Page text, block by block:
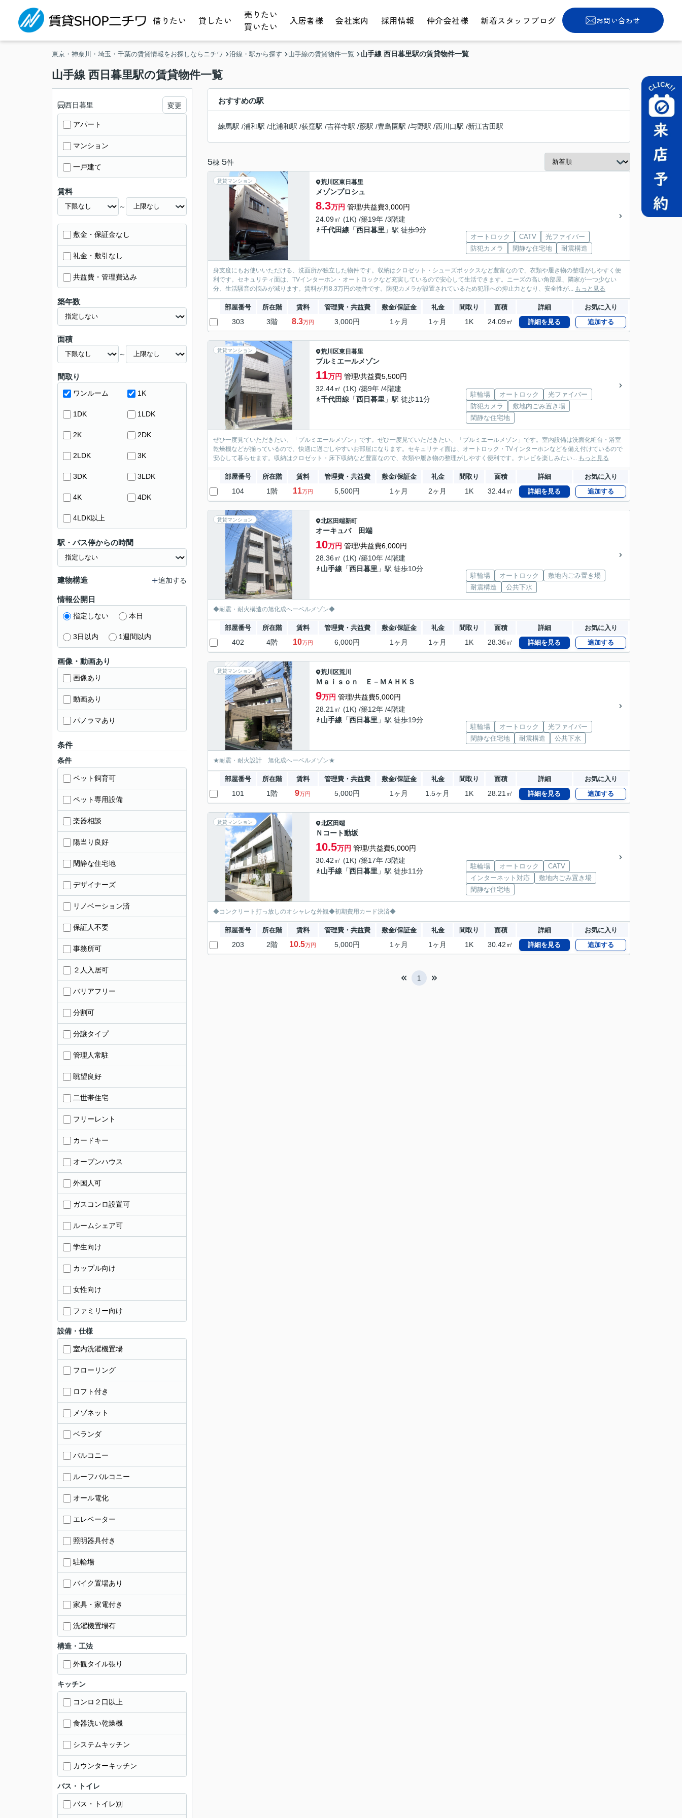
借りたい 貸したい
売りたい
買いたい
入居者様 会社案内 採用情報 仲介会社様 新着スタッフブログ お問い合わせ
東京・神奈川・埼玉・千葉の賃貸情報をお探しならニチワ 沿線・駅から探す 山手線の賃貸物件一覧 山手線 西日暮里駅の賃貸物件一覧
山手線 西日暮里駅の賃貸物件一覧
おすすめの駅
練馬駅 /浦和駅 /北浦和駅 /荻窪駅 /吉祥寺駅 /蕨駅 /豊島園駅 /与野駅 /西川口駅 /新江古田駅
5棟 5件
賃貸マンション 荒川区東日暮里
メゾンプロシュ
8.3万円 管理/共益費3,000円
24.09㎡ (1K) /築19年 /3階建
千代田線 「西日暮里 」駅 徒歩9分
オートロック CATV
光ファイバー
防犯カメラ
閑静な住宅地 耐震構造
身支度にもお使いいただける、洗面所が独立した物件です。収納はクロゼット・シューズボックスなど豊富なので、衣類や履き物の整理がしやすく便
利です。セキュリティ面は、TVインターホン・オートロックなど充実しているので安心して生活できます。ニーズの高い角部屋、隣家が一つ少ない
分、生活騒音の悩みが減ります。賃料が月8.3万円の物件です。防犯カメラが設置されているため犯罪への抑止力となり、安全性が... もっと見る
部屋番号 所在階 賃料 管理費・共益費 敷金/保証金 礼金 間取り 面積 詳細 お気に入り
303 3階 8.3万円 3,000円 1ヶ月 1ヶ月 1K 24.09㎡ 詳細を見る 追加する
賃貸マンション 荒川区東日暮里
プルミエールメゾン
11万円 管理/共益費5,500円
32.44㎡ (1K) /築9年 /4階建
千代田線 「西日暮里 」駅 徒歩11分
駐輪場 オートロック
光ファイバー
防犯カメラ
敷地内ごみ置き場
閑静な住宅地
ぜひ一度見ていただきたい、「プルミエールメゾン」です。ぜひ一度見ていただきたい、「プルミエールメゾン」です。室内設備は洗面化粧台・浴室
乾燥機などが揃っているので、快適に過ごしやすいお部屋になります。セキュリティ面は、オートロック・TVインターホンなどを備え付けているので
安心して暮らせます。収納はクロゼット・床下収納など豊富なので、衣類や履き物の整理がしやすく便利です。テレビを楽しみたい... もっと見る
部屋番号 所在階 賃料 管理費・共益費 敷金/保証金 礼金 間取り 面積 詳細 お気に入り
104 1階 11万円 5,500円 1ヶ月 2ヶ月 1K 32.44㎡ 詳細を見る 追加する
賃貸マンション 北区田端新町
オーキュバ 田端
10万円 管理/共益費6,000円
28.36㎡ (1K) /築10年 /4階建
山手線 「西日暮里 」駅 徒歩10分
駐輪場 オートロック
敷地内ごみ置き場
耐震構造
公共下水
◆耐震・耐火構造の旭化成へーベルメゾン◆
部屋番号 所在階 賃料 管理費・共益費 敷金/保証金 礼金 間取り 面積 詳細 お気に入り
402 4階 10万円 6,000円 1ヶ月 1ヶ月 1K 28.36㎡ 詳細を見る 追加する
賃貸マンション 荒川区荒川
Ｍａｉｓｏｎ Ｅ－ＭＡＨＫＳ
9万円 管理/共益費5,000円
28.21㎡ (1K) /築12年 /4階建
山手線 「西日暮里 」駅 徒歩19分
駐輪場 オートロック
光ファイバー
閑静な住宅地
耐震構造 公共下水
★耐震・耐火設計 旭化成へーベルメゾン★
部屋番号 所在階 賃料 管理費・共益費 敷金/保証金 礼金 間取り 面積 詳細 お気に入り
101 1階 9万円 5,000円 1ヶ月 1.5ヶ月 1K 28.21㎡ 詳細を見る 追加する
賃貸マンション 北区田端
Ｎコート動坂
10.5万円 管理/共益費5,000円
30.42㎡ (1K) /築17年 /3階建
山手線 「西日暮里 」駅 徒歩11分
駐輪場 オートロック
CATV
インターネット対応
敷地内ごみ置き場
閑静な住宅地
◆コンクリート打っ放しのオシャレな外観◆初期費用カード決済◆
部屋番号 所在階 賃料 管理費・共益費 敷金/保証金 礼金 間取り 面積 詳細 お気に入り
203 2階 10.5万円 5,000円 1ヶ月 1ヶ月 1K 30.42㎡ 詳細を見る 追加する
1
西日暮里 変更
アパート
マンション
一戸建て
賃料
～
敷金・保証金なし
礼金・敷引なし
共益費・管理費込み
築年数
面積
～
間取り
ワンルーム 1K
1DK 1LDK
2K 2DK
2LDK 3K
3DK 3LDK
4K 4DK
4LDK以上
駅・バス停からの時間
建物構造 追加する
情報公開日
指定しない 本日
3日以内 1週間以内
画像・動画あり
画像あり
動画あり
パノラマあり
条件
条件
ペット飼育可
ペット専用設備
楽器相談
陽当り良好
閑静な住宅地
デザイナーズ
リノベーション済
保証人不要
事務所可
２人入居可
バリアフリー
分割可
分譲タイプ
管理人常駐
眺望良好
二世帯住宅
フリーレント
カードキー
オープンハウス
外国人可
ガスコンロ設置可
ルームシェア可
学生向け
カップル向け
女性向け
ファミリー向け
設備・仕様
室内洗濯機置場
フローリング
ロフト付き
メゾネット
ベランダ
バルコニー
ルーフバルコニー
オール電化
エレベーター
照明器具付き
駐輪場
バイク置場あり
家具・家電付き
洗濯機置場有
構造・工法
外観タイル張り
キッチン
コンロ２口以上
食器洗い乾燥機
システムキッチン
カウンターキッチン
バス・トイレ
バス・トイレ別